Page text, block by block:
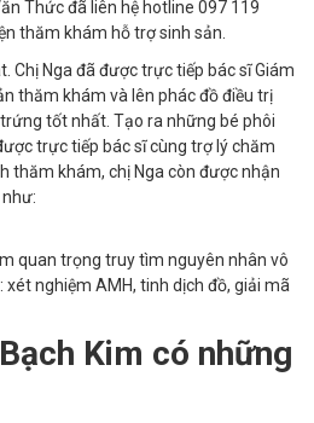
Thức đã liên hệ hotline 097 119
thăm khám hỗ trợ sinh sản.
Chị Nga đã được trực tiếp bác sĩ Giám
thăm khám và lên phác đồ điều trị
tốt nhất. Tạo ra những bé phôi
trực tiếp bác sĩ cùng trợ lý chăm
thăm khám, chị Nga còn được nhận
quan trọng truy tìm nguyên nhân vô
xét nghiệm AMH, tinh dịch đồ, giải mã
Kim có những